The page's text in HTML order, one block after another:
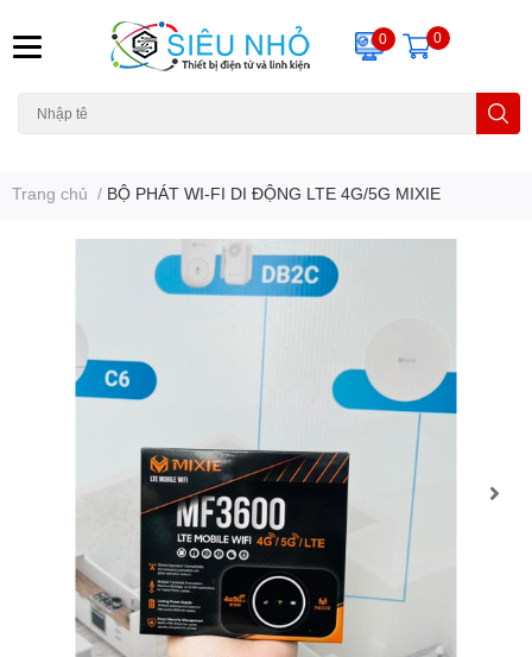
0 0
Trang chủ / BỘ PHÁT WI-FI DI ĐỘNG LTE 4G/5G MIXIE